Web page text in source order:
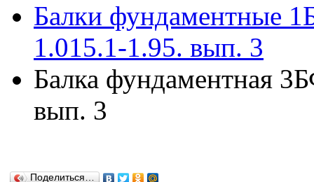
Балки фундаментные
1.015.1-1.95. вып. 3
Балка фундаментная
вып. 3
Поделиться…